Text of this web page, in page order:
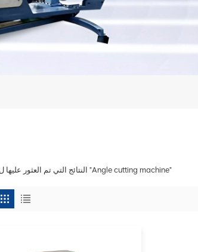
1 النتائج التي تم العثور عليها ل "Angle cutting machine"